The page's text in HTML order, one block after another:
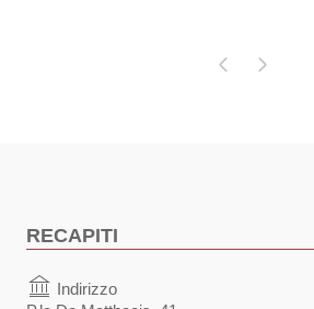
Pagina precedente
Pagina successiva
RECAPITI
Indirizzo